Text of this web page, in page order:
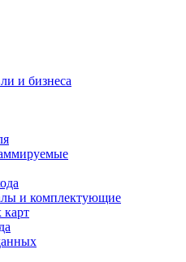
и бизнеса
и комплектующие